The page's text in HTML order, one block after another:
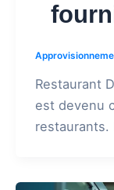
Restaurant
est devenu
restaurants.